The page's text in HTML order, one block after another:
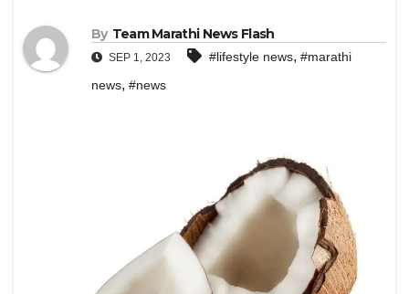
By Team Marathi News Flash
SEP 1, 2023 #lifestyle news, #marathi
news, #news